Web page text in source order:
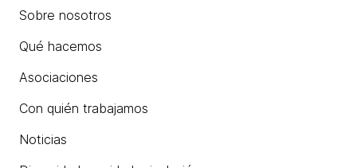
Sobre nosotros
Qué hacemos
Asociaciones
Con quién trabajamos
Noticias